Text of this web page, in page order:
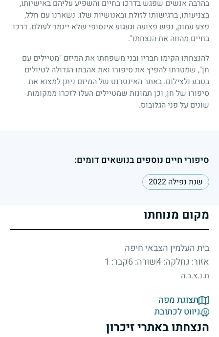
בהרבה אנשים שפגש בדרכו בחיים והשפיע עליהם באישיותו,
בצניעותו, ברגישותו לזולת ובאנושיות שלו. נשארנו עם חלל,
פצע עמוק, נפש פצועה וגעגוע אינסופי שלא ייגמר לעולם. דרכו
בחיים מהווה את הנצחתו".
להנצחתו הקימו חבריו ובני משפחתו את המיזם "מטיילים עם
חן", שמטרתו להפיץ את סיפורו ואת אהבתו הגדולה לטיולים
בטבע ולצילום. באתר האינטרנט של המיזם ניתן למצוא את
סיפורו של חן, וכן תמונות שמטיילים העלו לזכרו ממקומות
שונים על פני הגלובוס.
סיפורי חיים נוספים בנושאים דומים:
שנת נפילה 2022
מקום מנוחתו
בית העלמין הצבאי חיפה
אזור: גחלקה: 4 שורה: 6 קבר: 1
ת.נ.צ.ב.ה
תצוגת מפה
ניווט לכתובת
הנצחתו באתרי זיכרון